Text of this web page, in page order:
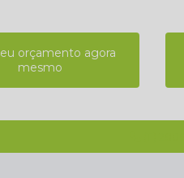
orçamento agora
mesmo